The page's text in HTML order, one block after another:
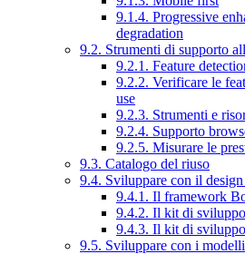
9.1.4. Progressive
degradation
9.2. Strumenti di supporto
9.2.1. Feature
9.2.2. Verificare le
use
9.2.3. Strumenti e
9.2.4. Supporto
9.2.5. Misurare le
9.3. Catalogo del riuso
9.4. Sviluppare con il
9.4.1. Il framework
9.4.2. Il kit di
9.4.3. Il kit di
9.5. Sviluppare con i